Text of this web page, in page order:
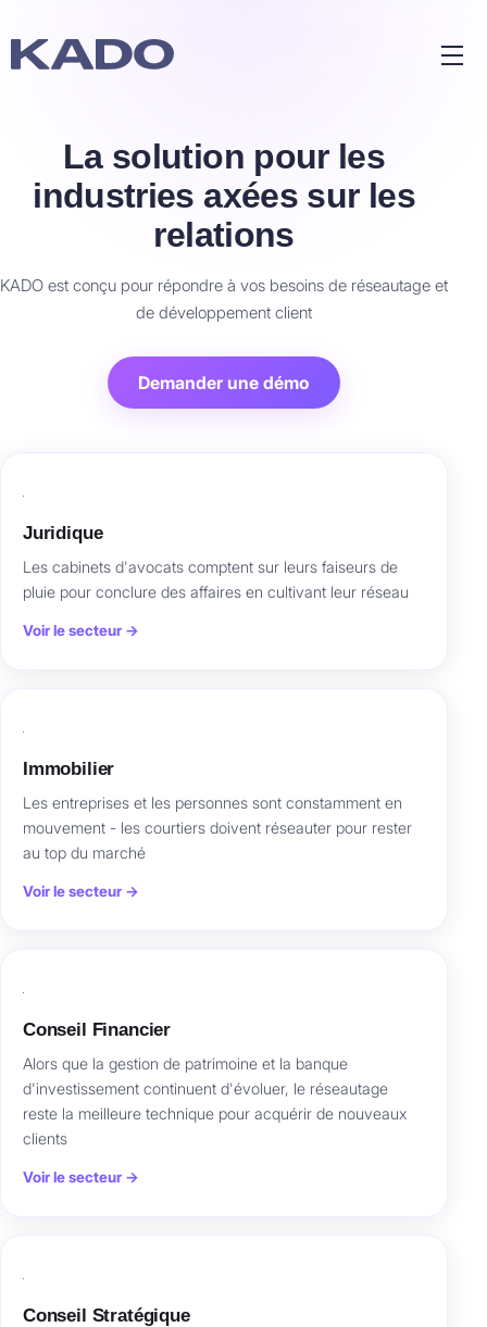
La solution pour les
industries axées sur les
relations
KADO est conçu pour répondre à vos besoins de réseautage et
de développement client
Demander une démo
Juridique
Les cabinets d'avocats comptent sur leurs faiseurs de
pluie pour conclure des affaires en cultivant leur réseau
Voir le secteur →
Immobilier
Les entreprises et les personnes sont constamment en
mouvement - les courtiers doivent réseauter pour rester
au top du marché
Voir le secteur →
Conseil Financier
Alors que la gestion de patrimoine et la banque
d'investissement continuent d'évoluer, le réseautage
reste la meilleure technique pour acquérir de nouveaux
clients
Voir le secteur →
Conseil Stratégique